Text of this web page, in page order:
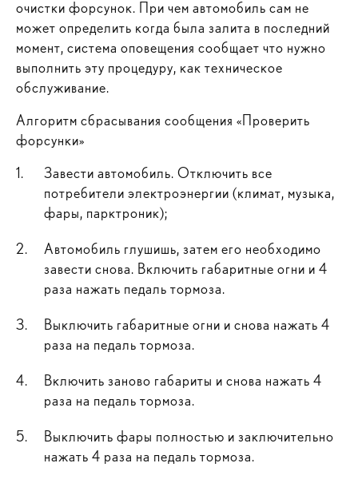
очистки форсунок. При чем автомобиль сам не
может определить когда была залита в последний
момент, система оповещения сообщает что нужно
выполнить эту процедуру, как техническое
обслуживание.
Алгоритм сбрасывания сообщения «Проверить
форсунки»
Завести автомобиль. Отключить все
потребители электроэнергии (климат, музыка,
фары, парктроник);
Автомобиль глушишь, затем его необходимо
завести снова. Включить габаритные огни и 4
раза нажать педаль тормоза.
Выключить габаритные огни и снова нажать 4
раза на педаль тормоза.
Включить заново габариты и снова нажать 4
раза на педаль тормоза.
Выключить фары полностью и заключительно
нажать 4 раза на педаль тормоза.